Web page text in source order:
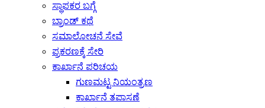
ಸ್ಥಾಪಕರ ಬಗ್ಗೆ
ಬ್ರಾಂಡ್ ಕಥೆ
ಸಮಾಲೋಚನೆ ಸೇವೆ
ಪ್ರಕರಣಕ್ಕೆ ಸೇರಿ
ಕಾರ್ಖಾನೆ ಪರಿಚಯ
ಗುಣಮಟ್ಟ ನಿಯಂತ್ರಣ
ಕಾರ್ಖಾನೆ ತಪಾಸಣೆ